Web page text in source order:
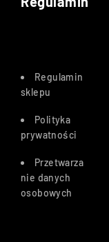
Regulamin
sklepu
Polityka
prywatności
Przetwarza
nie danych
osobowych